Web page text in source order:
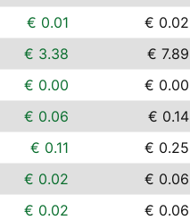
€ 0.01 € 0.02
€ 3.38 € 7.89
€ 0.00 € 0.00
€ 0.06 € 0.14
€ 0.11 € 0.25
€ 0.02 € 0.06
€ 0.02 € 0.06